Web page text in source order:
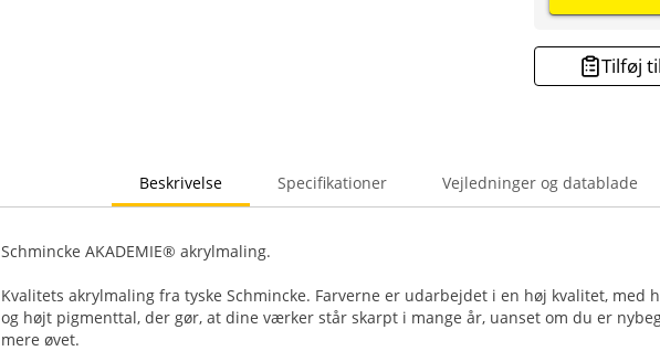
Tilføj
Beskrivelse Specifikationer Vejledninger og datablade
Schmincke AKADEMIE® akrylmaling.
Kvalitets akrylmaling fra tyske Schmincke. Farverne er udarbejdet i en høj kvalitet, med
og højt pigmenttal, der gør, at dine værker står skarpt i mange år, uanset om du er
mere øvet.